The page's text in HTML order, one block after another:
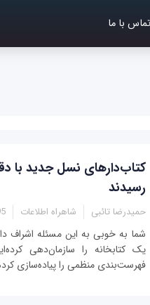
تماس با ما
کتاب‌دارهای نسل جدید با
رسیدند
حمیدرضا تائبی شاهراه اطلاعات
شما به خوبی به این مسئله اشراف
یک کتابخانه را سازمان‌دهی
فهرست‌بندی منظمی را پیاده‌سازی